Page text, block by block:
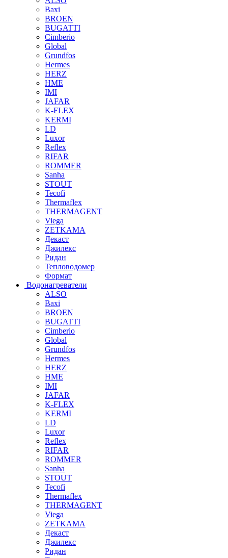
Baxi
BROEN
BUGATTI
Cimberio
Global
Grundfos
Hermes
HERZ
HME
IMI
JAFAR
K-FLEX
KERMI
LD
Luxor
Reflex
RIFAR
ROMMER
Sanha
STOUT
Tecofi
Thermaflex
THERMAGENT
Viega
ZETKAMA
Декаст
Джилекс
Ридан
Тепловодомер
Формат
Водонагреватели
ALSO
Baxi
BROEN
BUGATTI
Cimberio
Global
Grundfos
Hermes
HERZ
HME
IMI
JAFAR
K-FLEX
KERMI
LD
Luxor
Reflex
RIFAR
ROMMER
Sanha
STOUT
Tecofi
Thermaflex
THERMAGENT
Viega
ZETKAMA
Декаст
Джилекс
Ридан